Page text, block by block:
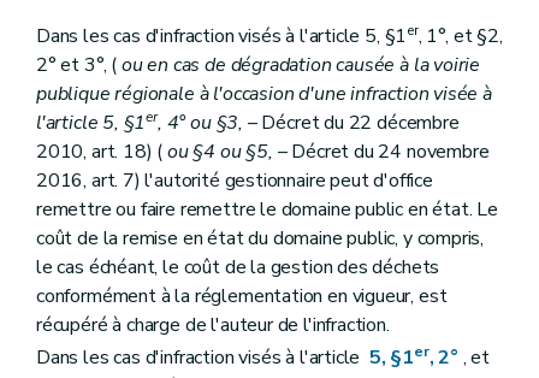
Dans les cas d'infraction visés à l'article 5, §1er, 1°, et §2,
2° et 3°, (ou en cas de dégradation causée à la voirie
publique régionale à l'occasion d'une infraction visée à
l'article 5, §1er, 4° ou §3, – Décret du 22 décembre
2010, art. 18) (ou §4 ou §5, – Décret du 24 novembre
2016, art. 7) l'autorité gestionnaire peut d'office
remettre ou faire remettre le domaine public en état. Le
coût de la remise en état du domaine public, y compris,
le cas échéant, le coût de la gestion des déchets
conformément à la réglementation en vigueur, est
récupéré à charge de l'auteur de l'infraction.
Dans les cas d'infraction visés à l'article 5, §1er, 2° , et